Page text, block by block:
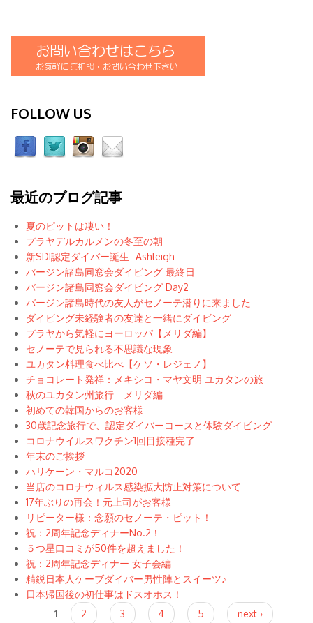
FOLLOW US
最近のブログ記事
夏のピットは凄い！
プラヤデルカルメンの冬至の朝
新SDI認定ダイバー誕生- Ashleigh
バージン諸島同窓会ダイビング 最終日
バージン諸島同窓会ダイビング Day2
バージン諸島時代の友人がセノーテ潜りに来ました
ダイビング未経験者の友達と一緒にダイビング
プラヤから気軽にヨーロッパ【メリダ編】
セノーテで見られる不思議な現象
ユカタン料理食べ比べ【ケソ・レジェノ】
チョコレート発祥：メキシコ・マヤ文明 ユカタンの旅
秋のユカタン州旅行 メリダ編
初めての韓国からのお客様
30歳記念旅行で、認定ダイバーコースと体験ダイビング
コロナウイルスワクチン1回目接種完了
年末のご挨拶
ハリケーン・マルコ2020
当店のコロナウィルス感染拡大防止対策について
17年ぶりの再会！元上司がお客様
リピーター様：念願のセノーテ・ピット！
祝：2周年記念ディナーNo.2！
５つ星口コミが50件を超えました！
祝：2周年記念ディナー 女子会編
精鋭日本人ケーブダイバー男性陣とスイーツ♪
日本帰国後の初仕事はドスオホス！
1 2 3 4 5
next ›